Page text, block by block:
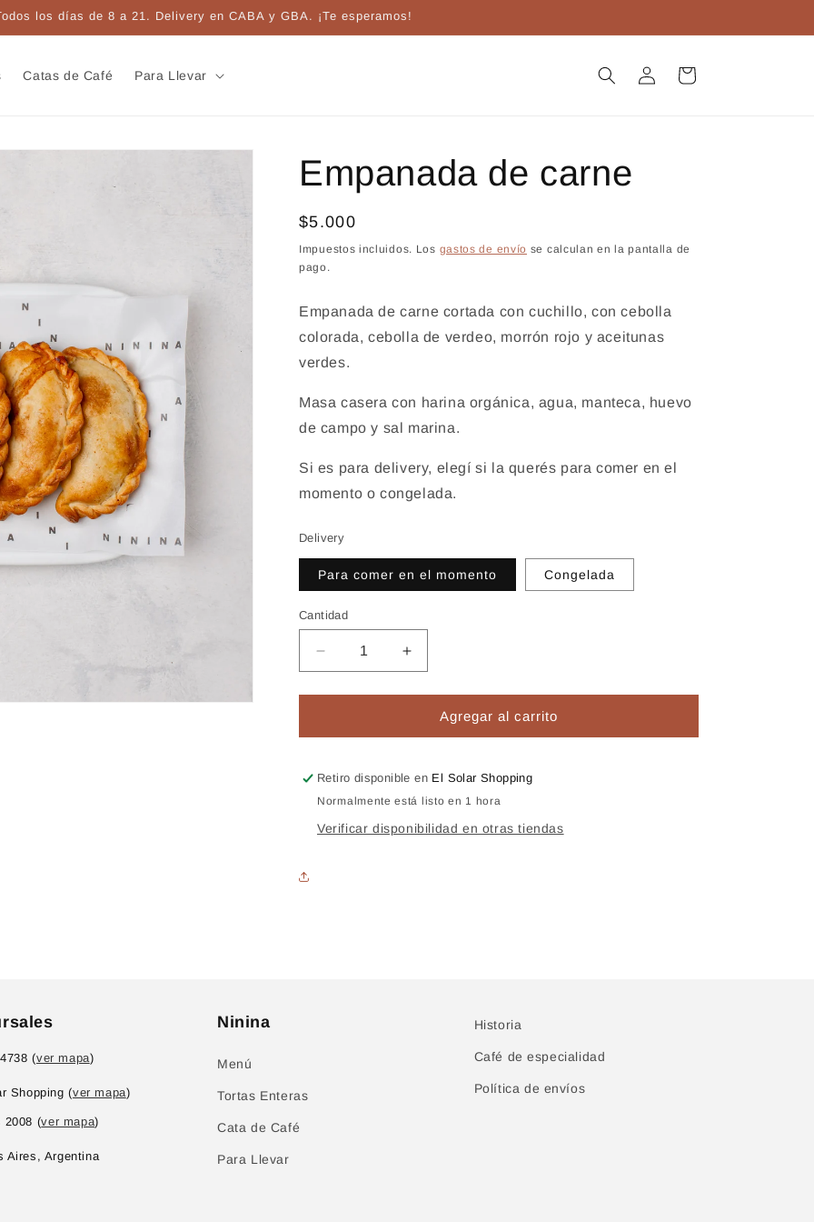
los días de 8 a 21. Delivery en CABA y GBA. ¡Te esperamos!
Catas de Café Para Llevar
sesión
Carrito
Empanada de carne
Precio
habitual
$5.000
Impuestos incluidos. Los gastos de envío se calculan en la pantalla de
pago.
Empanada de carne cortada con cuchillo, con cebolla
colorada, cebolla de verdeo, morrón rojo y aceitunas
verdes.
Masa casera con harina orgánica, agua, manteca, huevo
de campo y sal marina.
Si es para delivery, elegí si la querés para comer en el
momento o congelada.
Delivery
Para comer en el momento Congelada
Cantidad
Reducir
cantidad
para
de
Aumentar
cantidad
para
Empanada
de
Agregar al carrito
Retiro disponible en El Solar Shopping
Normalmente está listo en 1 hora
Verificar disponibilidad en otras tiendas
(ver mapa)
Shopping (ver mapa)
2008 (ver mapa)
Aires, Argentina
Ninina
Menú
Tortas Enteras
Cata de Café
Para Llevar
Historia
Café de especialidad
Política de envíos